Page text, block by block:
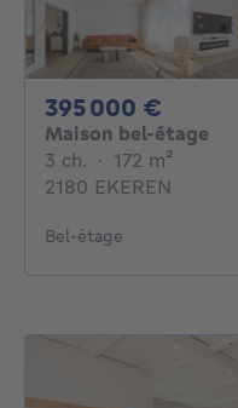
395 000 €
Maison bel-étage
3 ch. 3 chambres
· 172 m²
2180 EKEREN
Bel-étage